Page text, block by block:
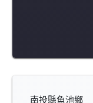
南投縣魚池鄉